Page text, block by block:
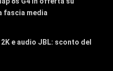
fascia media
e audio JBL: sconto del